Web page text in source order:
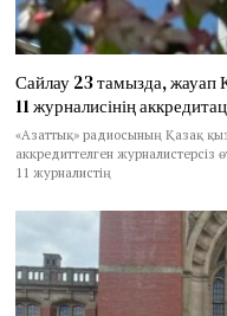
Сайлау 23 тамызда,
11 журналисінің
«Азаттық» радиосының Қазақ
аккредиттелген журналистерсіз
11 журналистің